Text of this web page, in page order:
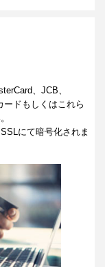
、JCB、
ドもしくはこれら
にて暗号化されま